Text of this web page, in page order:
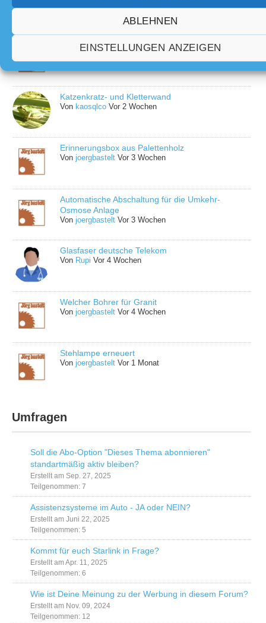
ABLEHNEN
EINSTELLUNGEN ANZEIGEN
Neueste Themen
Sonnenfinsternis
Katzenkratz- und Kletterwand
Von kaosqlco Vor 2 Wochen
Erinnerungsbox aus Palettenholz
Vonjoergbastelt Vor 3 Wochen
Automatische Abschaltung für die Umkehr-
Osmose Anlage
Vonjoergbastelt Vor 3 Wochen
Glasfaser deutsche Telekom
Von Rupi Vor 4 Wochen
Welcher Bohrer für Granit
Vonjoergbastelt Vor 4 Wochen
Stehlampe erneuert
Vonjoergbastelt Vor 1 Monat
Umfragen
Soll die Abo-Option "Dieses Thema abonnieren"
standartmäßig aktiv bleiben?
Erstellt am Sep. 27, 2025
Teilgenommen: 7
Assistenzsysteme im Auto - JA oder NEIN?
Erstellt am Juni 22, 2025
Teilgenommen: 5
Kommt für euch Starlink in Frage?
Erstellt am Apr. 11, 2025
Teilgenommen: 6
Wie ist Deine Meinung zu der Werbung in diesem Forum?
Erstellt am Nov. 09, 2024
Teilgenommen: 12